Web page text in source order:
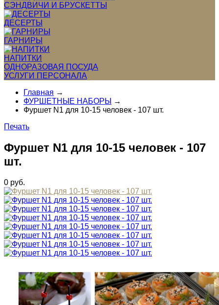
СЭНДВИЧИ И БРУСКЕТТЫ
ДЕСЕРТЫ
ГАРНИРЫ
НАПИТКИ
ОДНОРАЗОВАЯ ПОСУДА
УСЛУГИ ПЕРСОНАЛА
Главная →
ФУРШЕТНЫЕ НАБОРЫ
→
Фуршет N1 для 10-15 человек - 107 шт.
Печать
Фуршет N1 для 10-15 человек - 107
шт.
0 руб.